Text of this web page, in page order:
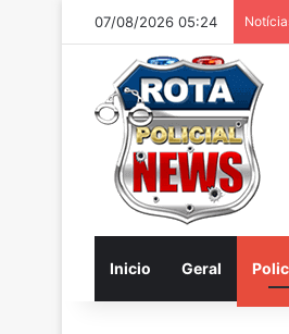
07/08/2026 05:24
Inicio Geral